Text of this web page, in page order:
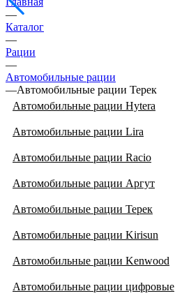
—
Каталог
—
Рации
—
Автомобильные рации
—Автомобильные рации Терек
Автомобильные рации Hytera
Автомобильные рации Lira
Автомобильные рации Racio
Автомобильные рации Аргут
Автомобильные рации Терек
Автомобильные рации Kirisun
Автомобильные рации Kenwood
Автомобильные рации цифровые